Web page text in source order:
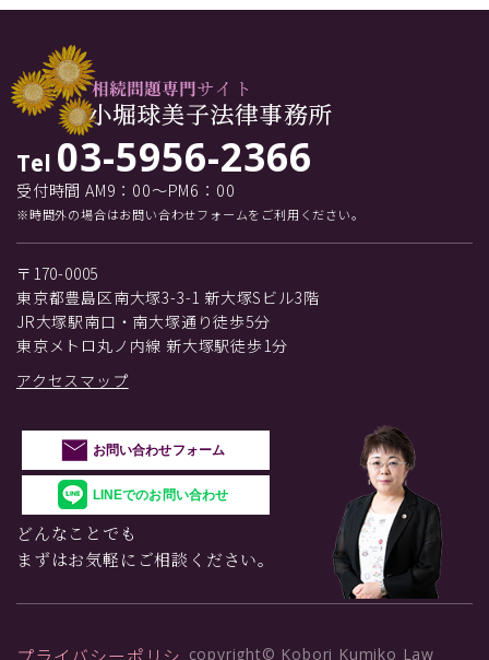
Tel 03-5956-2366
受付時間 AM9：00～PM6：00
※時間外の場合はお問い合わせフォームをご利用ください。
〒170-0005
東京都豊島区南大塚3-3-1 新大塚Sビル3階
JR大塚駅南口・南大塚通り徒歩5分
東京メトロ丸ノ内線 新大塚駅徒歩1分
アクセスマップ
お問い合わせフォーム
LINEでのお問い合わせ
どんなことでも
まずはお気軽にご相談ください。
copyright© Kobori Kumiko Law